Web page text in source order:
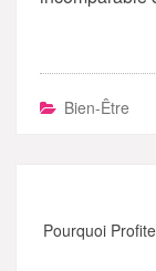
Bien-Être
Pourquoi